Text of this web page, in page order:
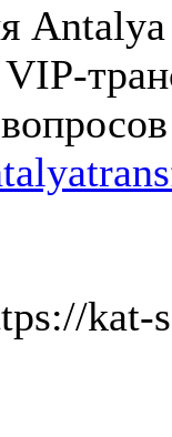
Antalya
kat-